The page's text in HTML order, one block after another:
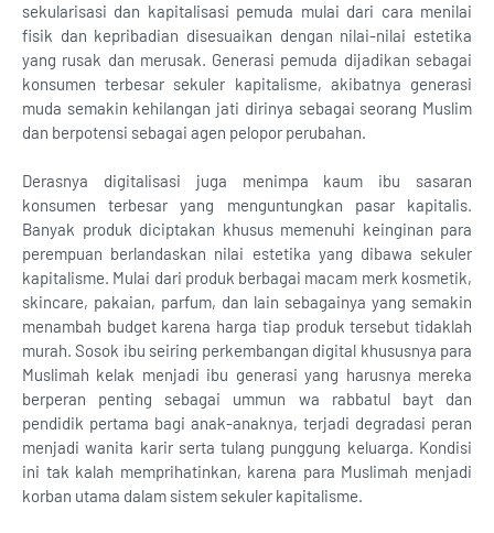
sekularisasi dan kapitalisasi pemuda mulai dari cara menilai
fisik dan kepribadian disesuaikan dengan nilai-nilai estetika
yang rusak dan merusak. Generasi pemuda dijadikan sebagai
konsumen terbesar sekuler kapitalisme, akibatnya generasi
muda semakin kehilangan jati dirinya sebagai seorang Muslim
dan berpotensi sebagai agen pelopor perubahan.
Derasnya digitalisasi juga menimpa kaum ibu sasaran
konsumen terbesar yang menguntungkan pasar kapitalis.
Banyak produk diciptakan khusus memenuhi keinginan para
perempuan berlandaskan nilai estetika yang dibawa sekuler
kapitalisme. Mulai dari produk berbagai macam merk kosmetik,
skincare, pakaian, parfum, dan lain sebagainya yang semakin
menambah budget karena harga tiap produk tersebut tidaklah
murah. Sosok ibu seiring perkembangan digital khususnya para
Muslimah kelak menjadi ibu generasi yang harusnya mereka
berperan penting sebagai ummun wa rabbatul bayt dan
pendidik pertama bagi anak-anaknya, terjadi degradasi peran
menjadi wanita karir serta tulang punggung keluarga. Kondisi
ini tak kalah memprihatinkan, karena para Muslimah menjadi
korban utama dalam sistem sekuler kapitalisme.